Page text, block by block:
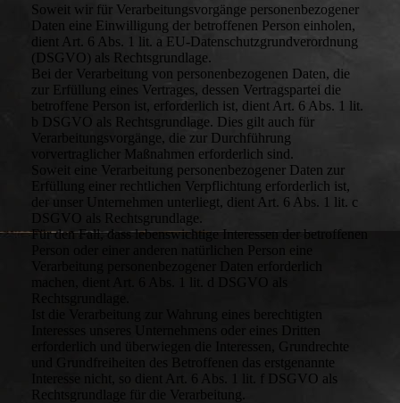
Soweit wir für Verarbeitungsvorgänge personenbezogener
Daten eine Einwilligung der betroffenen Person einholen,
dient Art. 6 Abs. 1 lit. a EU-Datenschutzgrundverordnung
(DSGVO) als Rechtsgrundlage.
Bei der Verarbeitung von personenbezogenen Daten, die
zur Erfüllung eines Vertrages, dessen Vertragspartei die
betroffene Person ist, erforderlich ist, dient Art. 6 Abs. 1 lit.
b DSGVO als Rechtsgrundlage. Dies gilt auch für
Verarbeitungsvorgänge, die zur Durchführung
vorvertraglicher Maßnahmen erforderlich sind.
Soweit eine Verarbeitung personenbezogener Daten zur
Erfüllung einer rechtlichen Verpflichtung erforderlich ist,
der unser Unternehmen unterliegt, dient Art. 6 Abs. 1 lit. c
DSGVO als Rechtsgrundlage.
Für den Fall, dass lebenswichtige Interessen der betroffenen
Person oder einer anderen natürlichen Person eine
Verarbeitung personenbezogener Daten erforderlich
Ist die Verarbeitung zur Wahrung eines berechtigten
Interesses unseres Unternehmens oder eines Dritten
erforderlich und überwiegen die Interessen, Grundrechte
und Grundfreiheiten des Betroffenen das erstgenannte
Interesse nicht, so dient Art. 6 Abs. 1 lit. f DSGVO als
Rechtsgrundlage für die Verarbeitung.